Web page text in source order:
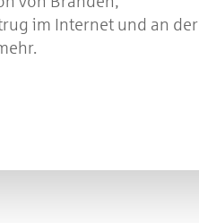
im Internet und an der